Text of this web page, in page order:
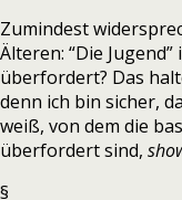
Zumindest
Älteren: “Die
überfordert? Das
denn ich bin sicher,
weiß, von dem die
überfordert sind,
§